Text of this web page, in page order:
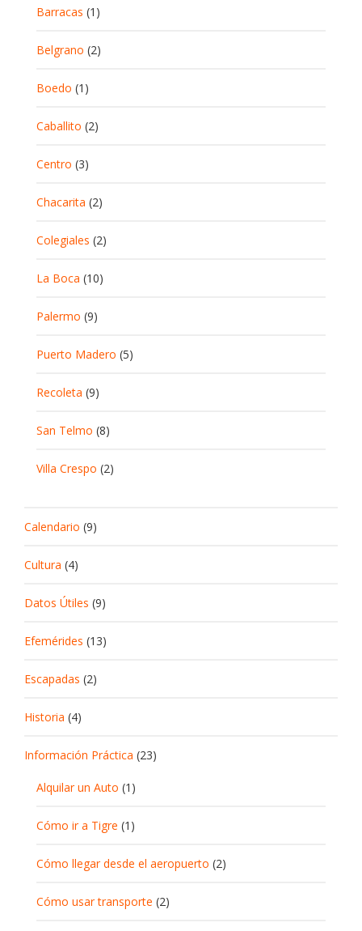
Barracas (1)
Belgrano (2)
Boedo (1)
Caballito (2)
Centro (3)
Chacarita (2)
Colegiales (2)
La Boca (10)
Palermo (9)
Puerto Madero (5)
Recoleta (9)
San Telmo (8)
Villa Crespo (2)
Calendario (9)
Cultura (4)
Datos Útiles (9)
Efemérides (13)
Escapadas (2)
Historia (4)
Información Práctica (23)
Alquilar un Auto (1)
Cómo ir a Tigre (1)
Cómo llegar desde el aeropuerto (2)
Cómo usar transporte (2)